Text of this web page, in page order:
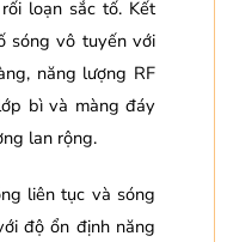
loạn sắc tố. Kết
sóng vô tuyến với
năng lượng RF
bì và màng đáy
lan rộng.
liên tục và sóng
độ ổn định năng